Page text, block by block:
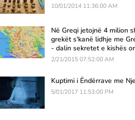
10/01/2014 11:36:00 AM
Në Greqi jetojnë 4 milion
grekët s'kanë lidhje me
- dalin sekretet e kishës
2/21/2015 07:52:00 AM
Kuptimi i Ëndërrave me
5/01/2017 11:53:00 PM